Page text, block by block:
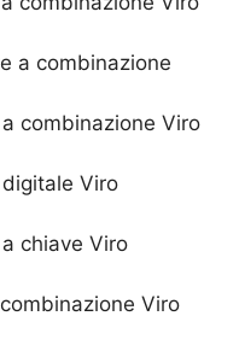
a combinazione
combinazione Viro
Viro
chiave Viro
Viro